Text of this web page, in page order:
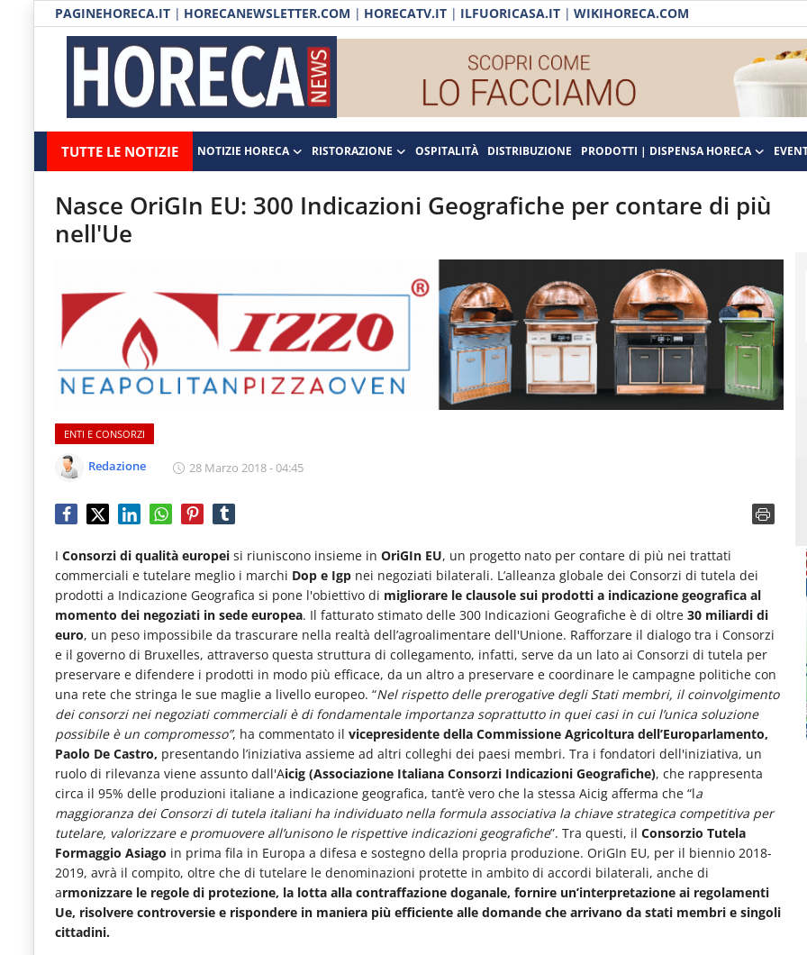
PAGINEHORECA.IT | HORECANEWSLETTER.COM | HORECATV.IT | ILFUORICASA.IT | WIKIHORECA.COM
Horecanews.it
-
Notizie
Horeca
Il
portale
canale
Horeca
e
del
Food
Service
con
aggiornamenti
su
temi
come
ospitalità,
ristorazione,
food
&
beverage,
catering
e
articoli
quotidiani
sul
mondo
TUTTE LE NOTIZIE NOTIZIE HORECA RISTORAZIONE OSPITALITÀ DISTRIBUZIONE PRODOTTI | DISPENSA HORECA
Notizie HORECA
Ristorazione
Ospitalità
Distribuzione
Eventi
RUBRICHE
CONTATTI
Nasce OriGIn EU: 300 Indicazioni Geografiche per contare di più
nell'Ue
ENTI E CONSORZI
Redazione 28 Marzo 2018 - 04:45
I Consorzi di qualità europei si riuniscono insieme in OriGIn EU, un progetto nato per contare di più nei trattati
commerciali e tutelare meglio i marchi Dop e Igp nei negoziati bilaterali. L’alleanza globale dei Consorzi di tutela dei
prodotti a Indicazione Geografica si pone l'obiettivo di migliorare le clausole sui prodotti a indicazione geografica al
momento dei negoziati in sede europea. Il fatturato stimato delle 300 Indicazioni Geografiche è di oltre 30 miliardi di
euro, un peso impossibile da trascurare nella realtà dell’agroalimentare dell'Unione. Rafforzare il dialogo tra i Consorzi
e il governo di Bruxelles, attraverso questa struttura di collegamento, infatti, serve da un lato ai Consorzi di tutela per
preservare e difendere i prodotti in modo più efficace, da un altro a preservare e coordinare le campagne politiche con
una rete che stringa le sue maglie a livello europeo. “Nel rispetto delle prerogative degli Stati membri, il coinvolgimento
dei consorzi nei negoziati commerciali è di fondamentale importanza soprattutto in quei casi in cui l’unica soluzione
possibile è un compromesso”, ha commentato il vicepresidente della Commissione Agricoltura dell’Europarlamento,
Paolo De Castro, presentando l’iniziativa assieme ad altri colleghi dei paesi membri. Tra i fondatori dell'iniziativa, un
ruolo di rilevanza viene assunto dall'Aicig (Associazione Italiana Consorzi Indicazioni Geografiche), che rappresenta
circa il 95% delle produzioni italiane a indicazione geografica, tant’è vero che la stessa Aicig afferma che “la
maggioranza dei Consorzi di tutela italiani ha individuato nella formula associativa la chiave strategica competitiva per
tutelare, valorizzare e promuovere all’unisono le rispettive indicazioni geografiche”. Tra questi, il Consorzio Tutela
Formaggio Asiago in prima fila in Europa a difesa e sostegno della propria produzione. OriGIn EU, per il biennio 2018-
2019, avrà il compito, oltre che di tutelare le denominazioni protette in ambito di accordi bilaterali, anche di
armonizzare le regole di protezione, la lotta alla contraffazione doganale, fornire un’interpretazione ai regolamenti
Ue, risolvere controversie e rispondere in maniera più efficiente alle domande che arrivano da stati membri e singoli
cittadini.